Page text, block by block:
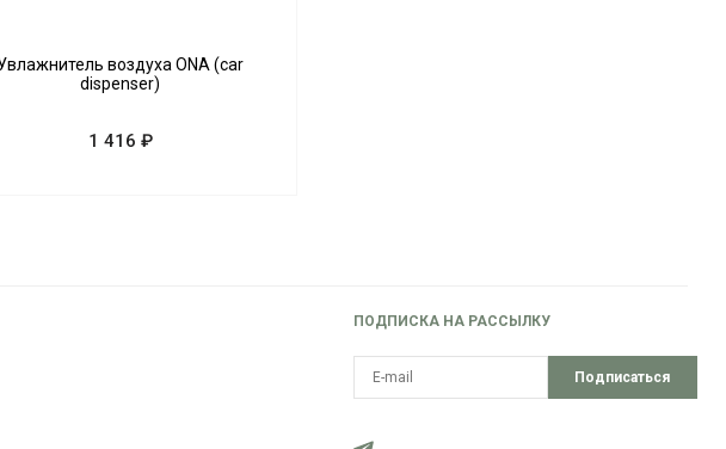
воздуха ONA (car
dispenser)
1 416 ₽
ПОДПИСКА НА РАССЫЛКУ
Подписаться